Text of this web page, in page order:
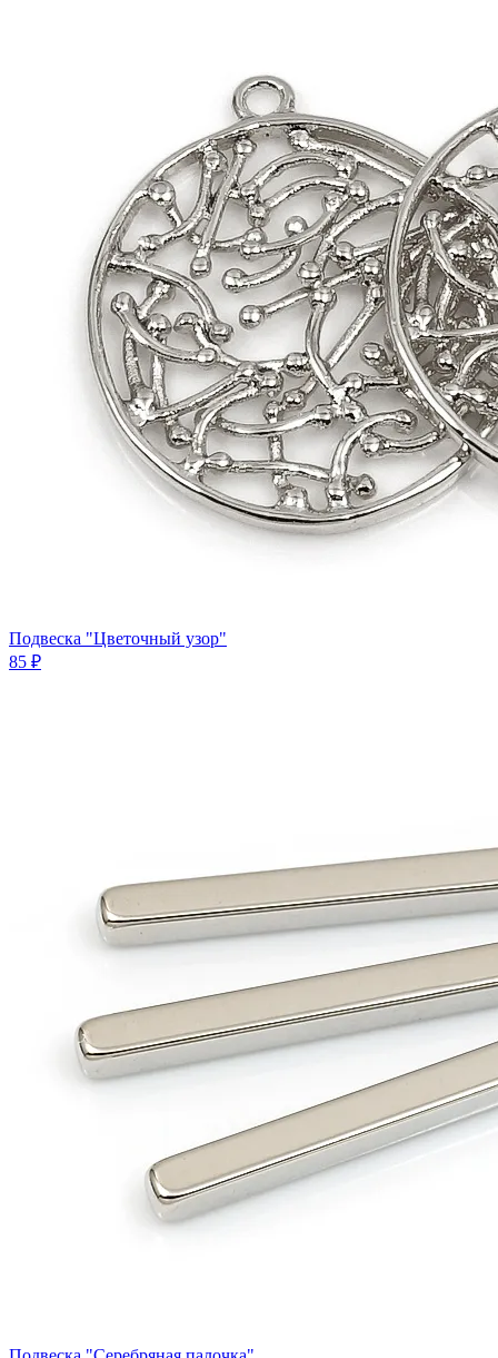
Подвеска "Цветочный узор"
85 ₽